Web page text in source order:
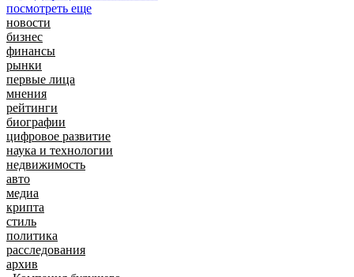
посмотреть еще
новости
бизнес
финансы
рынки
первые лица
мнения
рейтинги
биографии
цифровое развитие
наука и технологии
недвижимость
авто
медиа
крипта
стиль
политика
расследования
архив